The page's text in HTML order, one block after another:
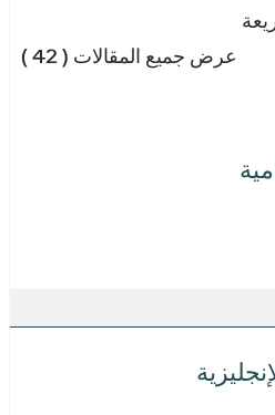
عرض جميع المقالات ( 42 )